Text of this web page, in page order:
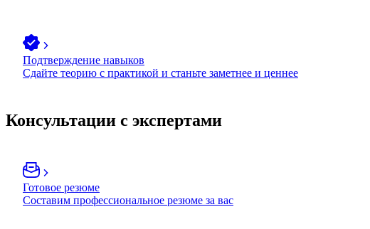
Подтверждение навыков
Сдайте теорию с практикой и станьте заметнее и ценнее
Консультации с экспертами
Готовое резюме
Составим профессиональное резюме за вас